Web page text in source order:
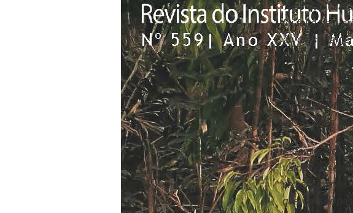
Tudo que
foi feita pelo
árvores pra
esse saber
remédios
Karosakaybu
nos nossos
Estamos aqui
vamos
pra ensinar as
que vai ser